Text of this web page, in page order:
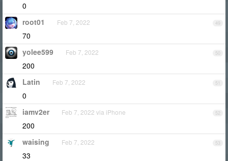
0
49
root01 Feb 7, 2022
70
50
yolee599 Feb 7, 2022
200
51
Latin Feb 7, 2022
0
52
iamv2er Feb 7, 2022 via iPhone
200
53
waising Feb 7, 2022
33